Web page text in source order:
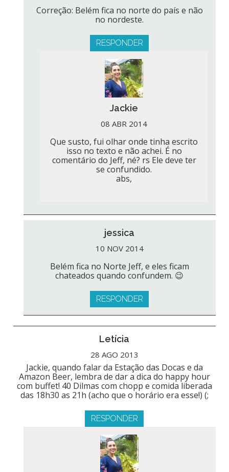
Correção: Belém fica no norte do país e não
no nordeste.
RESPONDER
Jackie
08 ABR 2014
Que susto, fui olhar onde tinha escrito
isso no texto e não achei. É no
comentário do Jeff, né? rs Ele deve ter
se confundido.
abs,
jessica
10 NOV 2014
Belém fica no Norte Jeff, e eles ficam
chateados quando confundem. 😉
RESPONDER
Letícia
28 AGO 2013
Jackie, quando falar da Estação das Docas e da
Amazon Beer, lembra de dar a dica do happy hour
com buffet! 40 Dilmas com chopp e comida liberada
das 18h30 as 21h (acho que o horário era esse!) (;
RESPONDER